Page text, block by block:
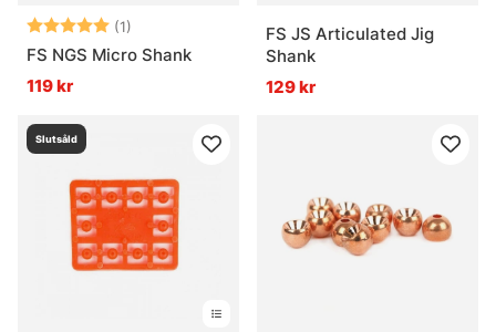
Betyg: (1)
5.0 utav 5 stjärnor
FS NGS Micro Shank
119 kr
FS JS Articulated Jig
Shank
129 kr
Slutsåld